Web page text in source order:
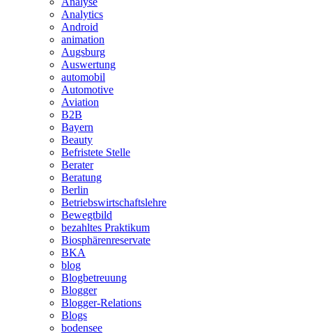
Analytics
Android
animation
Augsburg
Auswertung
automobil
Automotive
Aviation
B2B
Bayern
Beauty
Befristete Stelle
Berater
Beratung
Berlin
Betriebswirtschaftslehre
Bewegtbild
bezahltes Praktikum
Biosphärenreservate
BKA
blog
Blogbetreuung
Blogger
Blogger-Relations
Blogs
bodensee